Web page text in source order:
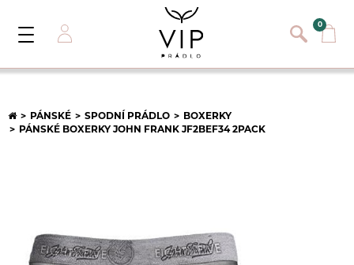
Přihlásit se
0
Toggle
PÁNSKÉ SPODNÍ PRÁDLO
BOXERKY
PÁNSKÉ BOXERKY JOHN FRANK JF2BEF34 2PACK